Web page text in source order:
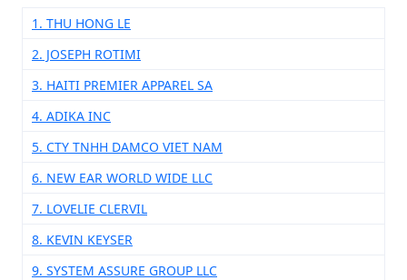
1. THU HONG LE
2. JOSEPH ROTIMI
3. HAITI PREMIER APPAREL SA
4. ADIKA INC
5. CTY TNHH DAMCO VIET NAM
6. NEW EAR WORLD WIDE LLC
7. LOVELIE CLERVIL
8. KEVIN KEYSER
9. SYSTEM ASSURE GROUP LLC